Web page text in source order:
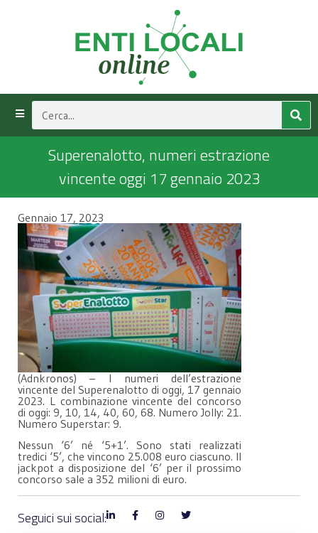
Superenalotto, numeri estrazione
vincente oggi 17 gennaio 2023
Gennaio 17, 2023
(Adnkronos) – I numeri dell’estrazione
vincente del Superenalotto di oggi, 17 gennaio
2023. L combinazione vincente del concorso
di oggi: 9, 10, 14, 40, 60, 68. Numero Jolly: 21.
Numero Superstar: 9.
Nessun ‘6’ né ‘5+1’. Sono stati realizzati
tredici ‘5’, che vincono 25.008 euro ciascuno. Il
jackpot a disposizione del ‘6’ per il prossimo
concorso sale a 352 milioni di euro.
Seguici sui social: